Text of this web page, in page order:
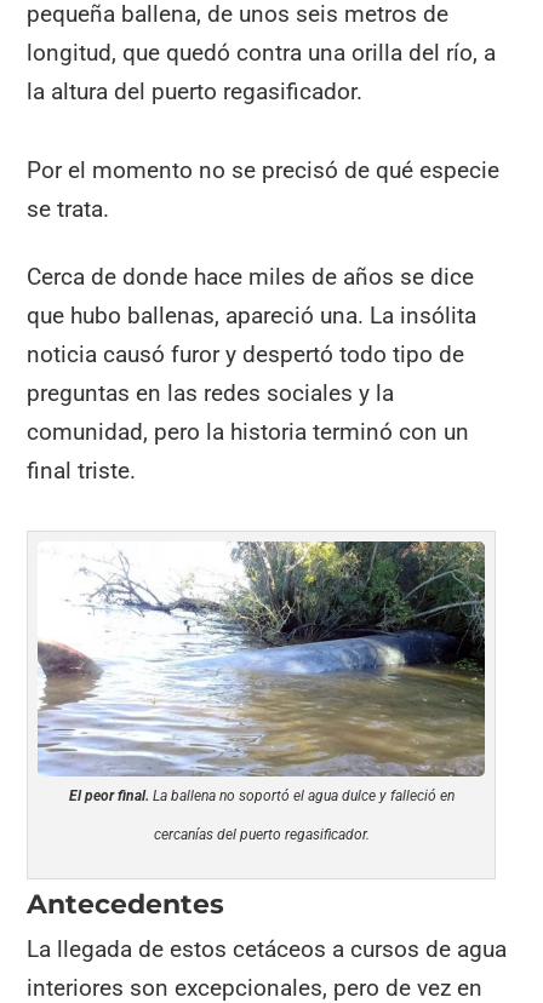
pequeña ballena, de unos seis metros de
longitud, que quedó contra una orilla del río, a
la altura del puerto regasificador.
Por el momento no se precisó de qué especie
se trata.
Cerca de donde hace miles de años se dice
que hubo ballenas, apareció una. La insólita
noticia causó furor y despertó todo tipo de
preguntas en las redes sociales y la
comunidad, pero la historia terminó con un
final triste.
El peor final. La ballena no soportó el agua dulce y falleció en
cercanías del puerto regasificador.
Antecedentes
La llegada de estos cetáceos a cursos de agua
interiores son excepcionales, pero de vez en